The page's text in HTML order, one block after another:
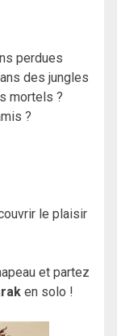
perdues
des jungles
mortels ?
?
le plaisir
et partez
en solo !